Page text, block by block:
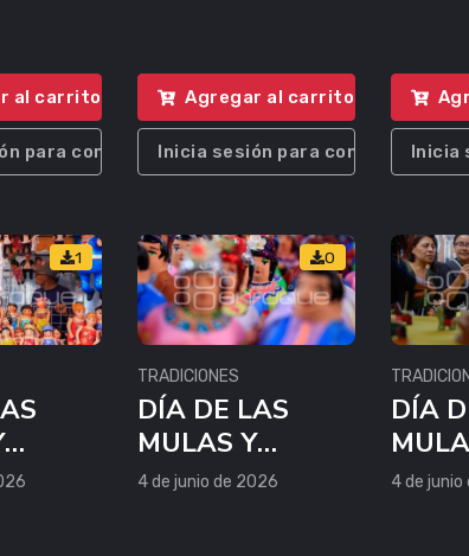
al carrito
para comprar
Agregar al carrito
Inicia sesión para comprar Inicia
1 0
TRADICIONES
DÍA DE LAS
MULAS Y
PANZONES
4 de junio de 2026
DÍA
4 de